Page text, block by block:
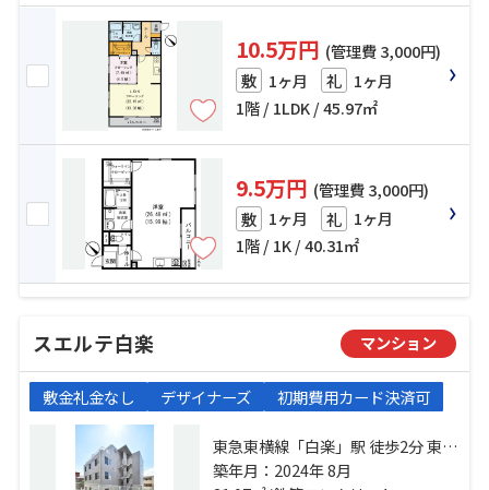
10.5万円 (管理費 3,000円)
敷 1ヶ月 礼 1ヶ月
1階 / 1LDK / 45.97㎡
9.5万円 (管理費 3,000円)
敷 1ヶ月 礼 1ヶ月
1階 / 1K / 40.31㎡
スエルテ白楽 マンション
敷金礼金なし デザイナーズ 初期費用カード決済可
東急東横線「白楽」駅 徒歩2分 東急
東横線「東白楽」駅 徒歩11分 東急
築年月：2024年 8月